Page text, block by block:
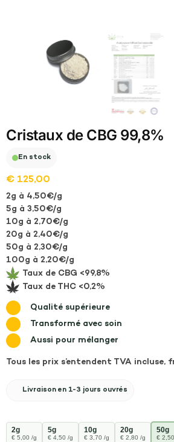
Cristaux de CBG 99,8%
En stock
€ 125,00
2g à 4,50€/g
5g à 3,50€/g
10g à 2,70€/g
20g à 2,40€/g
50g à 2,30€/g
100g à 2,20€/g
Taux de CBG <99,8%
Taux de THC <0,2%
Qualité supérieure
Transformé avec soin
Aussi pour mélanger
Tous les prix s’entendent TVA incluse,
Livraison en 1-3 jours ouvrés
2g
€ 5,00 /g
5g
€ 4,50 /g
10g
€ 3,70 /g
20g
€ 2,80 /g
50g
€